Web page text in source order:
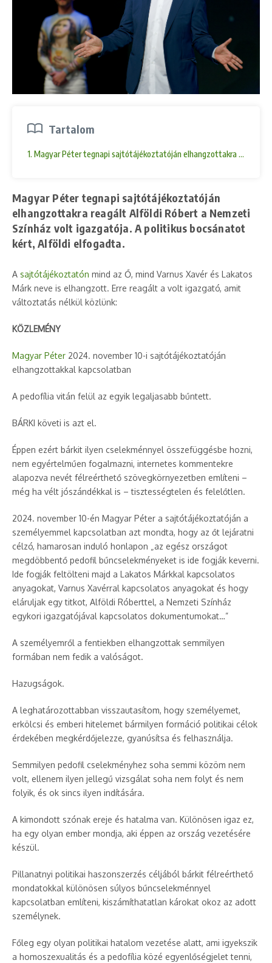
Tartalom
1. Magyar Péter tegnapi sajtótájékoztatóján elhangzottakra reagált
Magyar Péter tegnapi sajtótájékoztatóján
elhangzottakra reagált Alföldi Róbert a Nemzeti
Színház volt igazgatója. A politikus bocsánatot
kért, Alföldi elfogadta.
A sajtótájékoztatón mind az Ő, mind Varnus Xavér és Lakatos
Márk neve is elhangzott. Erre reagált a volt igazgató, amit
változtatás nélkül közlünk:
KÖZLEMÉNY
Magyar Péter 2024. november 10-i sajtótájékoztatóján
elhangzottakkal kapcsolatban
A pedofília vitán felül az egyik legaljasabb bűntett.
BÁRKI követi is azt el.
Éppen ezért bárkit ilyen cselekménnyel összefüggésbe hozni,
nem egyértelműen fogalmazni, internetes kommentekre
alapozva nevét félreérthető szövegkörnyezetben említeni –
még ha vélt jószándékkal is – tisztességtelen és felelőtlen.
2024. november 10-én Magyar Péter a sajtótájékoztatóján a
személyemmel kapcsolatban azt mondta, hogy az őt lejáratni
célzó, hamarosan induló honlapon „az egész országot
megdöbbentő pedofil bűncselekményeket is ide fogják keverni.
Ide fogják feltölteni majd a Lakatos Márkkal kapcsolatos
anyagokat, Varnus Xavérral kapcsolatos anyagokat és hogy
eláruljak egy titkot, Alföldi Róberttel, a Nemzeti Színház
egykori igazgatójával kapcsolatos dokumentumokat…”
A személyemről a fentiekben elhangzottak semmilyen
formában nem fedik a valóságot.
Hazugságok.
A leghatározottabban visszautasítom, hogy személyemet,
erkölcsi és emberi hitelemet bármilyen formáció politikai célok
érdekében megkérdőjelezze, gyanúsítsa és felhasználja.
Semmilyen pedofil cselekményhez soha semmi közöm nem
volt, ellenem ilyen jellegű vizsgálat soha nem folyt és nem
folyik, és ok sincs ilyen indítására.
A kimondott szónak ereje és hatalma van. Különösen igaz ez,
ha egy olyan ember mondja, aki éppen az ország vezetésére
készül.
Pillanatnyi politikai haszonszerzés céljából bárkit félreérthető
mondatokkal különösen súlyos bűncselekménnyel
kapcsolatban említeni, kiszámíthatatlan károkat okoz az adott
személynek.
Főleg egy olyan politikai hatalom vezetése alatt, ami igyekszik
a homoszexualitás és a pedofília közé egyenlőségjelet tenni,